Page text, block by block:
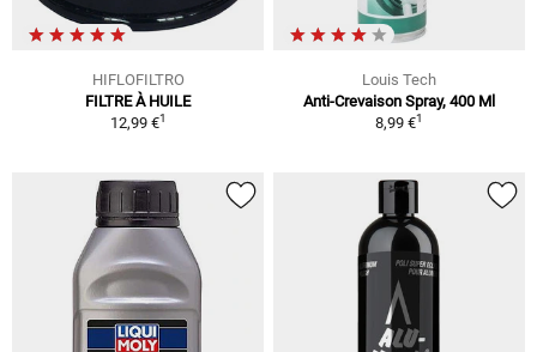
HIFLOFILTRO
FILTRE À HUILE
12,99 €1
Louis Tech
Anti-Crevaison Spray, 400 Ml
8,99 €1